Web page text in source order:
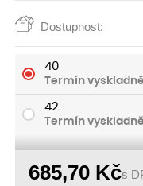
Dostupnost:
40
Termín
42
Termín
685,70 Kčs